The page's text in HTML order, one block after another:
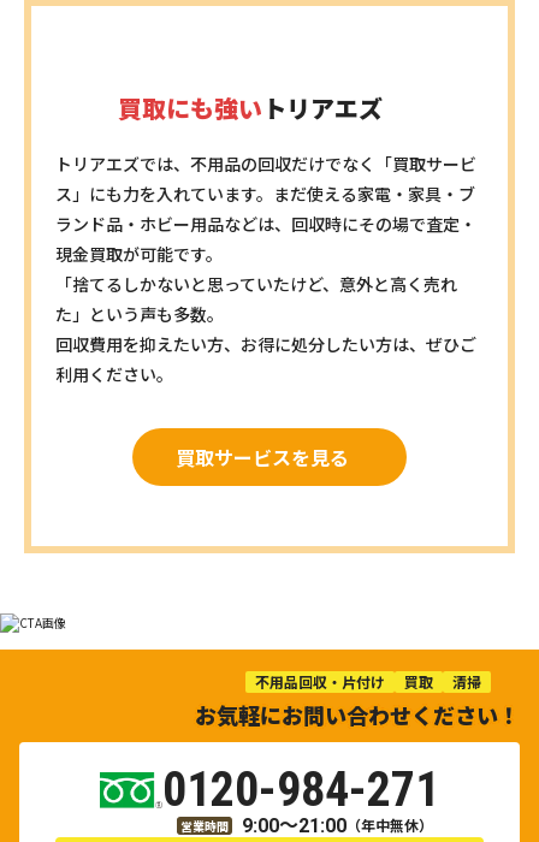
買取にも強い トリアエズ
トリアエズでは、不用品の回収だけでなく「買取サービ
ス」にも力を入れています。まだ使える家電・家具・ブ
ランド品・ホビー用品などは、回収時にその場で査定・
現金買取が可能です。
「捨てるしかないと思っていたけど、意外と高く売れ
た」という声も多数。
回収費用を抑えたい方、お得に処分したい方は、ぜひご
利用ください。
買取サービスを見る
不用品回収・片付け 買取 清掃
お気軽にお問い合わせください！
0120-984-271
営業時間 9:00～21:00 （年中無休）